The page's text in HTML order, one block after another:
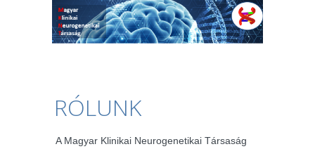
RÓLUNK
A Magyar Klinikai Neurogenetikai Társaság